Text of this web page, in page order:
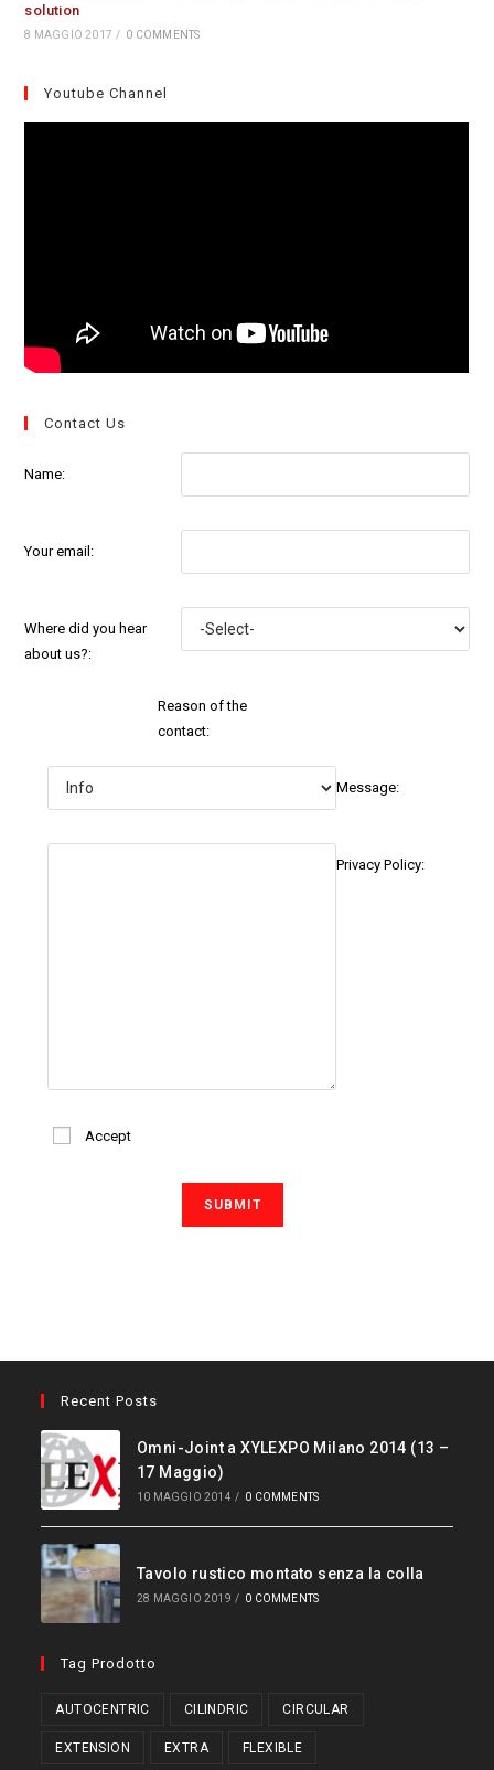
solution
8 MAGGIO 2017 / 0 COMMENTS
Youtube Channel
Contact Us
Name:
Your email:
Where did you hear
about us?:
Reason of the
contact:
Message:
Privacy Policy:
Accept
Recent Posts
Omni-Joint a XYLEXPO Milano 2014 (13 –
17 Maggio)
10 MAGGIO 2014 / 0 COMMENTS
Tavolo rustico montato senza la colla
28 MAGGIO 2019 / 0 COMMENTS
Tag Prodotto
AUTOCENTRIC CILINDRIC CIRCULAR
EXTENSION EXTRA FLEXIBLE